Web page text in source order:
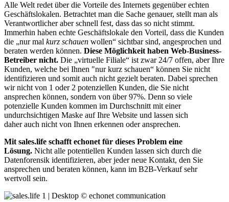
Alle Welt redet über die Vorteile des Internets gegenüber echten
Geschäftslokalen. Betrachtet man die Sache genauer, stellt man als
Verantwortlicher aber schnell fest, dass das so nicht stimmt.
Immerhin haben echte Geschäftslokale den Vorteil, dass die Kunden
die „nur mal kurz schauen wollen“ sichtbar sind, angesprochen und
beraten werden können. Diese Möglichkeit haben Web-Business-
Betreiber nicht. Die „virtuelle Filiale“ ist zwar 24/7 offen, aber Ihre
Kunden, welche bei Ihnen "nur kurz schauen“ können Sie nicht
identifizieren und somit auch nicht gezielt beraten. Dabei sprechen
wir nicht von 1 oder 2 potenziellen Kunden, die Sie nicht
ansprechen können, sondern von über 97%. Denn so viele
potenzielle Kunden kommen im Durchschnitt mit einer
undurchsichtigen Maske auf Ihre Website und lassen sich
daher auch nicht von Ihnen erkennen oder ansprechen.
Mit sales.life schafft echonet für dieses Problem eine
Lösung. Nicht alle potentiellen Kunden lassen sich durch die
Datenforensik identifizieren, aber jeder neue Kontakt, den Sie
ansprechen und beraten können, kann im B2B-Verkauf sehr
wertvoll sein.